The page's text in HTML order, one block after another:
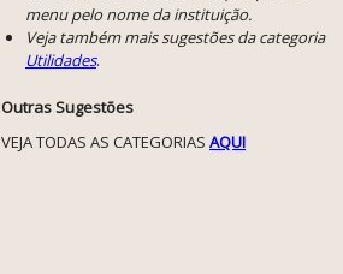
menu pelo nome da instituição.
Veja também mais sugestões da categoria
Utilidades.
Outras Sugestões
VEJA TODAS AS CATEGORIAS AQUI